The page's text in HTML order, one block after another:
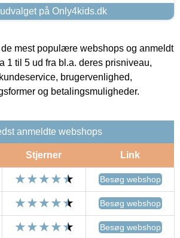
på Only4kids.dk
mest populære webshops og anmeldt
1 til 5 ud fra bl.a. deres prisniveau,
brugervenlighed,
og betalingsmuligheder.
anmeldte webshops
Stjerner Link
Besøg webshop
Besøg webshop
Besøg webshop